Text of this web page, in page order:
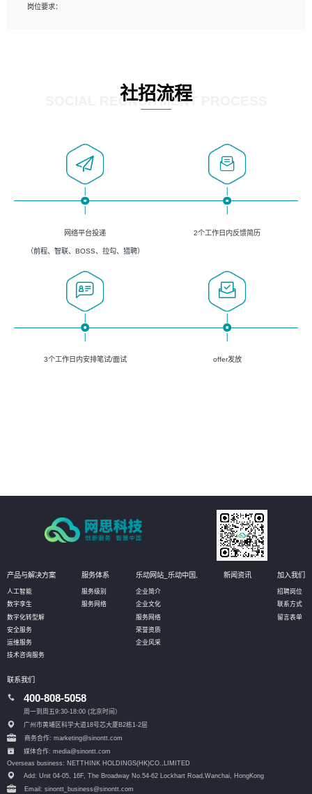
岗位要求：
4、掌握DevOps思想、方法和流程。Jenkins工具使用；
5、掌握常见中间件配置与优化，如mysql、nginx等；
社招流程
SOCIAL RECRUITMENT PROCESS
网络平台投递
（前程、智联、BOSS、拉勾、猎聘）
2个工作日内反馈简历
3个工作日内安排笔试/面试 offer发放
产品与解决方案
人工智能
数字孪生
数字化转型解
安全服务
运维服务
技术咨询服务
服务体系
服务级别
服务网络
乐动网站_乐动中国,
企业简介
企业文化
服务网络
荣誉资质
企业风采
新闻资讯 加入我们
招聘岗位
联系方式
留言表单
联系我们
400-808-5058
周一到周五9:30-18:00 (北京时间）
广州市黄埔区科学大道18号芯大厦B2栋1-2层
商务合作: marketing@sinontt.com
媒体合作: media@sinontt.com
Overseas business: NETTHINK HOLDINGS(HK)CO.,LIMITED
Add: Unit 04-05, 16F, The Broadway No.54-62 Lockhart Road, Wanchai, HongKong
Email: sinontt_business@sinontt.com